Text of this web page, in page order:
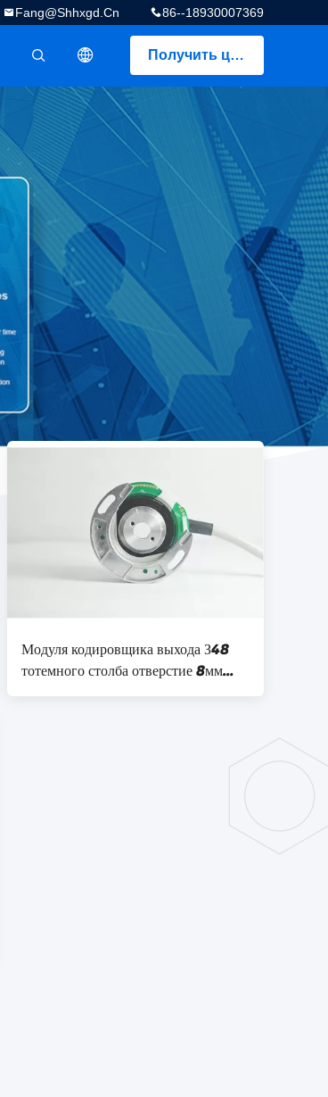
86--18930007369
Fang@shhxgd.cn
Получить цитату
描述
Модуля кодировщика выхода З48
тотемного столба отверстие 8мм
диаметра 48мм роторного внешнее